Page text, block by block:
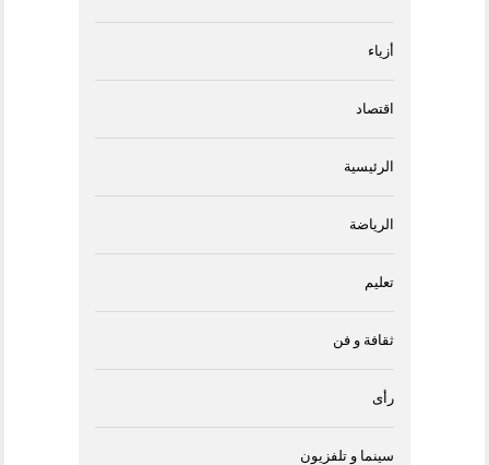
أزياء
اقتصاد
الرئيسية
الرياضة
تعليم
ثقافة و فن
رأى
سينما و تلفزيون